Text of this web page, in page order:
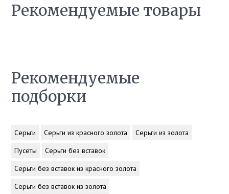
Рекомендуемые товары
Рекомендуемые
подборки
Серьги Серьги из красного золота
Серьги из золота
Пусеты
Серьги без вставок
Серьги без вставок из красного золота
Серьги без вставок из золота